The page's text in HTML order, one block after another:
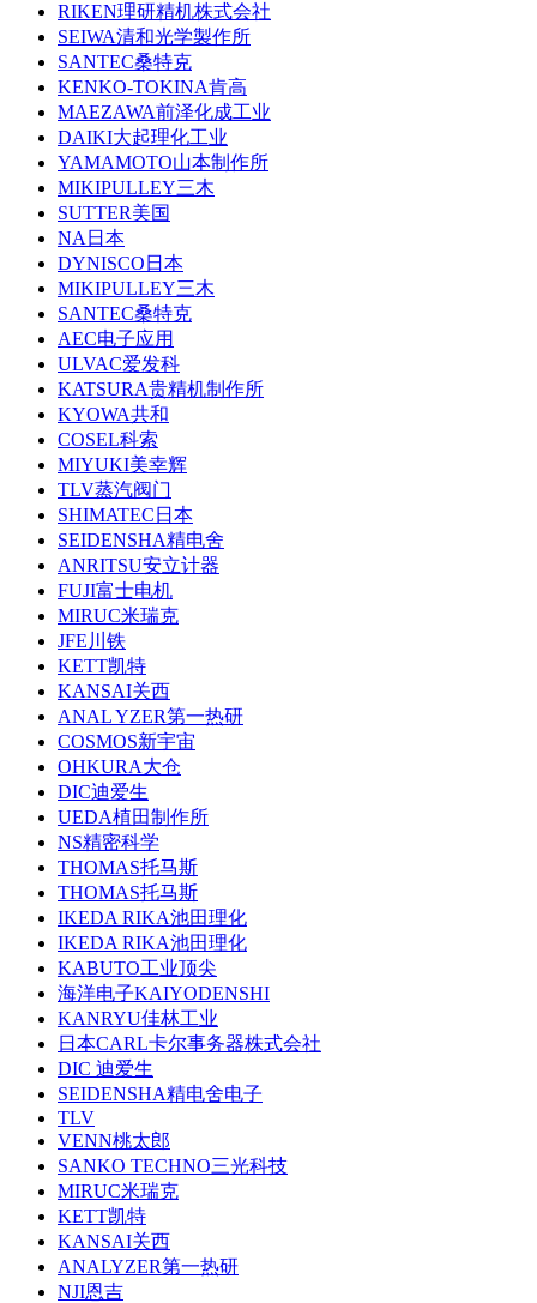
RIKEN理研精机株式会社
SEIWA清和光学製作所
SANTEC桑特克
KENKO-TOKINA肯高
MAEZAWA前泽化成工业
DAIKI大起理化工业
YAMAMOTO山本制作所
MIKIPULLEY三木
SUTTER美国
NA日本
DYNISCO日本
MIKIPULLEY三木
SANTEC桑特克
AEC电子应用
ULVAC爱发科
KATSURA贵精机制作所
KYOWA共和
COSEL科索
MIYUKI美幸辉
TLV蒸汽阀门
SHIMATEC日本
SEIDENSHA精电舍
ANRITSU安立计器
FUJI富士电机
MIRUC米瑞克
JFE川铁
KETT凯特
KANSAI关西
ANAL YZER第一热研
COSMOS新宇宙
OHKURA大仓
DIC迪爱生
UEDA植田制作所
NS精密科学
THOMAS托马斯
THOMAS托马斯
IKEDA RIKA池田理化
IKEDA RIKA池田理化
KABUTO工业顶尖
海洋电子KAIYODENSHI
KANRYU佳林工业
日本CARL卡尔事务器株式会社
DIC 迪爱生
SEIDENSHA精电舍电子
TLV
VENN桃太郎
SANKO TECHNO三光科技
MIRUC米瑞克
KETT凯特
KANSAI关西
ANALYZER第一热研
NJI恩吉